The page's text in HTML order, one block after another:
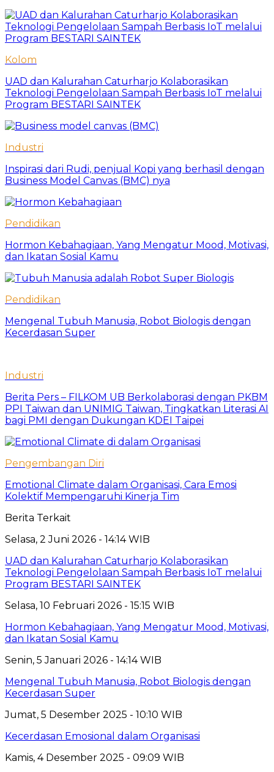
Kolom
UAD dan Kalurahan Caturharjo Kolaborasikan
Teknologi Pengelolaan Sampah Berbasis IoT melalui
Program BESTARI SAINTEK
Industri
Inspirasi dari Rudi, penjual Kopi yang berhasil dengan
Business Model Canvas (BMC) nya
Pendidikan
Hormon Kebahagiaan, Yang Mengatur Mood, Motivasi,
dan Ikatan Sosial Kamu
Pendidikan
Mengenal Tubuh Manusia, Robot Biologis dengan
Kecerdasan Super
Industri
Berita Pers – FILKOM UB Berkolaborasi dengan PKBM
PPI Taiwan dan UNIMIG Taiwan, Tingkatkan Literasi AI
bagi PMI dengan Dukungan KDEI Taipei
Pengembangan Diri
Emotional Climate dalam Organisasi, Cara Emosi
Kolektif Mempengaruhi Kinerja Tim
Berita Terkait
Selasa, 2 Juni 2026 - 14:14 WIB
UAD dan Kalurahan Caturharjo Kolaborasikan
Teknologi Pengelolaan Sampah Berbasis IoT melalui
Program BESTARI SAINTEK
Selasa, 10 Februari 2026 - 15:15 WIB
Hormon Kebahagiaan, Yang Mengatur Mood, Motivasi,
dan Ikatan Sosial Kamu
Senin, 5 Januari 2026 - 14:14 WIB
Mengenal Tubuh Manusia, Robot Biologis dengan
Kecerdasan Super
Jumat, 5 Desember 2025 - 10:10 WIB
Kecerdasan Emosional dalam Organisasi
Kamis, 4 Desember 2025 - 09:09 WIB